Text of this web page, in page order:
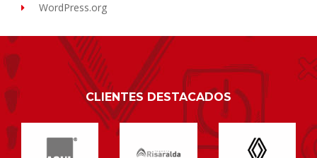
WordPress.org
CLIENTES DESTACADOS